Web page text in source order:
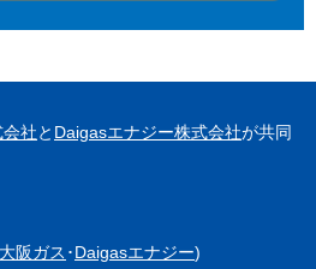
社と Daigasエナジー株式会社が共同
大阪ガス ･Daigasエナジー)